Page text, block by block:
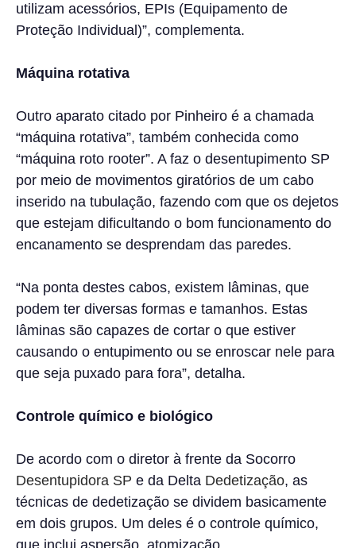
utilizam acessórios, EPIs (Equipamento de
Proteção Individual)”, complementa.
Máquina rotativa
Outro aparato citado por Pinheiro é a chamada
“máquina rotativa”, também conhecida como
“máquina roto rooter”. A faz o desentupimento SP
por meio de movimentos giratórios de um cabo
inserido na tubulação, fazendo com que os dejetos
que estejam dificultando o bom funcionamento do
encanamento se desprendam das paredes.
“Na ponta destes cabos, existem lâminas, que
podem ter diversas formas e tamanhos. Estas
lâminas são capazes de cortar o que estiver
causando o entupimento ou se enroscar nele para
que seja puxado para fora”, detalha.
Controle químico e biológico
De acordo com o diretor à frente da Socorro
Desentupidora SP e da Delta Dedetização, as
técnicas de dedetização se dividem basicamente
em dois grupos. Um deles é o controle químico,
que inclui aspersão, atomização,